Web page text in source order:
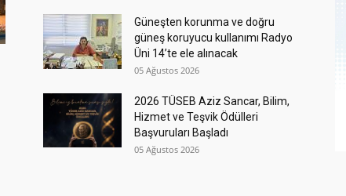
Güneşten korunma ve doğru
güneş koruyucu kullanımı Radyo
Üni 14’te ele alınacak
05 Ağustos 2026
2026 TÜSEB Aziz Sancar, Bilim,
Hizmet ve Teşvik Ödülleri
Başvuruları Başladı
05 Ağustos 2026